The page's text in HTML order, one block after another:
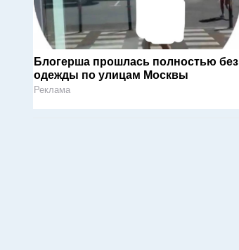
Блогерша прошлась полностью без
одежды по улицам Москвы
Реклама